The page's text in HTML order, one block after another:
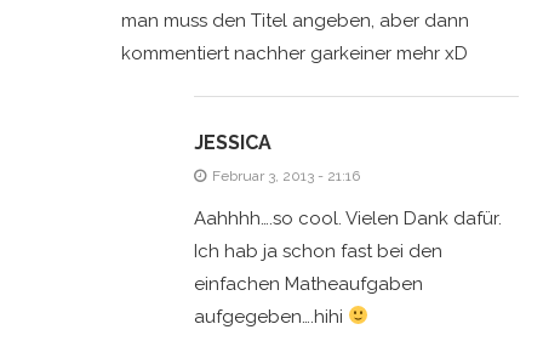
man muss den Titel angeben, aber dann
kommentiert nachher garkeiner mehr xD
JESSICA
Februar 3, 2013 - 21:16
Aahhhh….so cool. Vielen Dank dafür.
Ich hab ja schon fast bei den
einfachen Matheaufgaben
aufgegeben….hihi